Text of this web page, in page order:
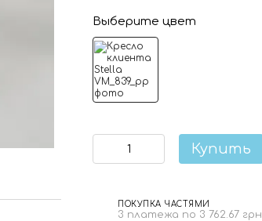
Выберите цвет
Купить
ПОКУПКА ЧАСТЯМИ
3 платежа по 3 762.67 грн